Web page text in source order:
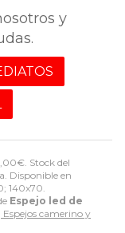
€ . Stock del
Disponible en
140x70.
Espejo led de
Espejos camerino y
y